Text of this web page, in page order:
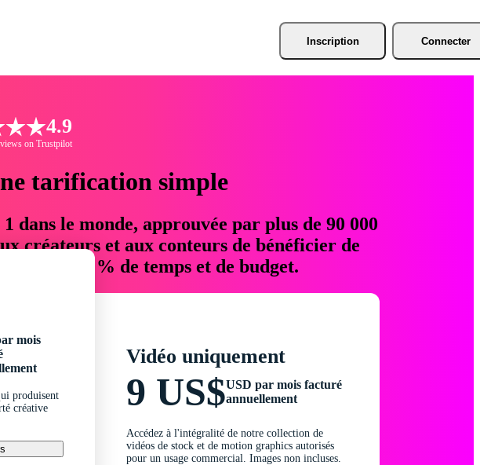
Inscription Connecter
4.9
on Trustpilot
tarification simple
dans le monde, approuvée par plus de 90 000
créateurs et aux conteurs de bénéficier de
76 % de temps et de budget.
mois
produisent
créative
Vidéo uniquement
9 US$USD par mois facturé
annuellement
Accédez à l'intégralité de notre collection de
vidéos de stock et de motion graphics autorisés
pour un usage commercial. Images non incluses.